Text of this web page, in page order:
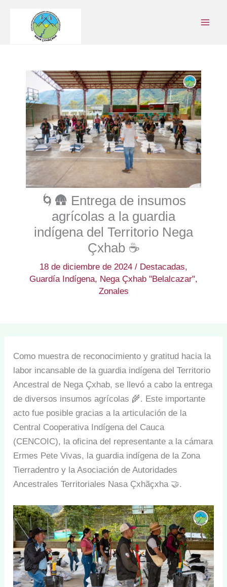
contenido
🌀🛖 Entrega de insumos
agrícolas a la guardia
indígena del Territorio Nega
Çxhab ☕
18 de diciembre de 2024 / Destacadas,
Guardía Indígena, Nega Çxhab "Belalcazar",
Zonales
Como muestra de reconocimiento y gratitud hacia la
labor incansable de la guardia indígena del Territorio
Ancestral de Nega Çxhab, se llevó a cabo la entrega
de diversos insumos agrícolas 🌾. Este importante
acto fue posible gracias a la articulación de la
Central Cooperativa Indígena del Cauca
(CENCOIC), la oficina del representante a la cámara
Ermes Pete Vivas, la guardia indígena de la Zona
Tierradentro y la Asociación de Autoridades
Ancestrales Territoriales Nasa Çxhãçxha 🤝.